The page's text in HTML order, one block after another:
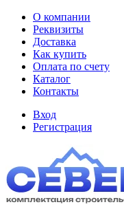
О компании
Реквизиты
Доставка
Как купить
Оплата по счету
Каталог
Контакты
Вход
Регистрация